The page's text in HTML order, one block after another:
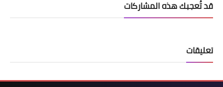
قد تُعجبك هذه المشاركات
تعليقات